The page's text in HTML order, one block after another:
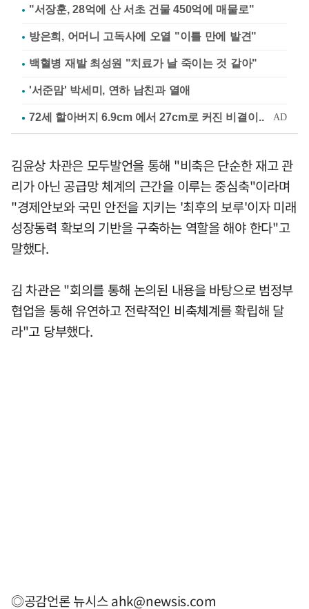
"서장훈, 28억에 산 서초 건물 450억에 매물로"
방은희, 어머니 고독사에 오열 "이틀 만에 발견"
백혈병 재발 최성원 "치료가 날 죽이는 것 같아"
'서준맘' 박세미, 연하 남친과 열애
김윤상 차관은 모두발언을 통해 "비축은 단순한 재고 관
리가 아닌 공급망 체계의 근간을 이루는 중심축"이라며
"경제안보와 국민 안전을 지키는 '최후의 보루'이자 미래
성장동력 확보의 기반을 구축하는 역할을 해야 한다"고
말했다.
김 차관은 "회의를 통해 논의된 내용을 바탕으로 범정부
협업을 통해 유연하고 전략적인 비축체계를 확립해 달
라"고 당부했다.
◎공감언론 뉴시스ahk@newsis.com